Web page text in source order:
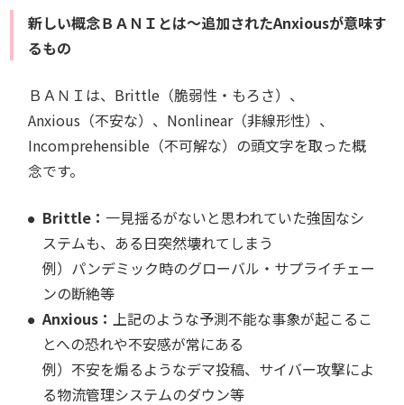
新しい概念ＢＡＮＩとは～追加されたAnxiousが意味す
るもの
ＢＡＮＩは、Brittle（脆弱性・もろさ）、
Anxious（不安な）、Nonlinear（非線形性）、
Incomprehensible（不可解な）の頭文字を取った概
念です。
Brittle： 一見揺るがないと思われていた強固なシ
ステムも、ある日突然壊れてしまう
例）パンデミック時のグローバル・サプライチェー
ンの断絶等
Anxious：上記のような予測不能な事象が起こるこ
とへの恐れや不安感が常にある
例）不安を煽るようなデマ投稿、サイバー攻撃によ
る物流管理システムのダウン等